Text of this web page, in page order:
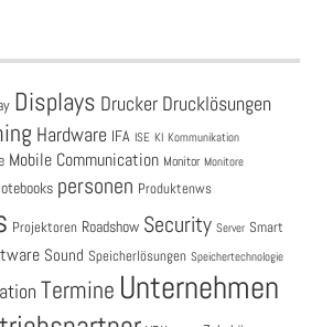
Displays Drucker Drucklösungen
Hardware IFA ISE KI Kommunikation
Mobile Communication Monitor Monitore
personen Produktenws
Projektoren Roadshow Security Server Smart
Sound Speicherlösungen Speichertechnologie
Termine Unternehmen